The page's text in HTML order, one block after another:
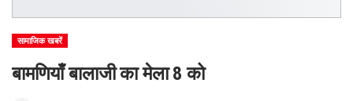
सामाजिक खबरें
बामणियाँ बालाजी का मेला 8 को